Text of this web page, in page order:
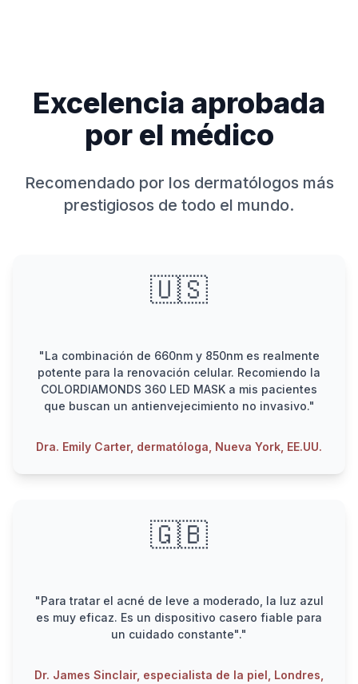
Excelencia aprobada
por el médico
Recomendado por los dermatólogos más
prestigiosos de todo el mundo.
🇺🇸
"La combinación de 660nm y 850nm es realmente
potente para la renovación celular. Recomiendo la
COLORDIAMONDS 360 LED MASK a mis pacientes
que buscan un antienvejecimiento no invasivo."
Dra. Emily Carter, dermatóloga, Nueva York, EE.UU.
🇬🇧
"Para tratar el acné de leve a moderado, la luz azul
es muy eficaz. Es un dispositivo casero fiable para
un cuidado constante"."
Dr. James Sinclair, especialista de la piel, Londres,